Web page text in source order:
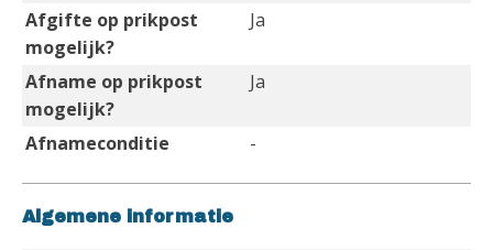
Afgifte op prikpost
mogelijk?
Ja
Afname op prikpost
mogelijk?
Ja
Afnameconditie -
Algemene informatie